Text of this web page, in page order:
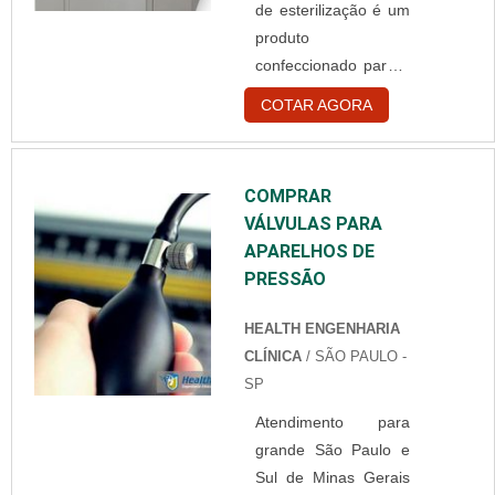
mais aprofundados.
Esses equipamentos
podem ser adquiridos
em empresas de
engenharia clínica e
possuem papel
tratamentos e
avaliações de
pacientes. Produtos
e funções específicas
de esterilização é um
produto
confeccionado para a
esterilização de
ferramentas e
utensílios
laboratoriais, como
instrumentos
cirúrgicos e todo tipo
de material
funcionamento do
produto pode ser
manual ou
COTAR AGORA
COMPRAR
VÁLVULAS PARA
APARELHOS DE
PRESSÃO
HEALTH ENGENHARIA
CLÍNICA / SÃO PAULO -
SP
Atendimento para
grande São Paulo e
Sul de Minas Gerais